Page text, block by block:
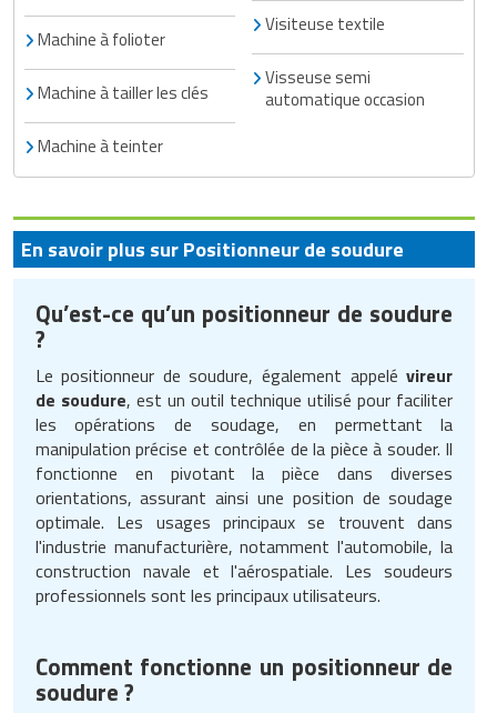
Machine à folioter
Machine à tailler les clés
Machine à teinter
Visiteuse textile
Visseuse semi
automatique occasion
En savoir plus sur Positionneur de soudure
Qu’est-ce qu’un positionneur de soudure
?
Le positionneur de soudure, également appelévireur
de soudure, est un outil technique utilisé pour faciliter
les opérations de soudage, en permettant la
manipulation précise et contrôlée de la pièce à souder. Il
fonctionne en pivotant la pièce dans diverses
orientations, assurant ainsi une position de soudage
optimale. Les usages principaux se trouvent dans
l'industrie manufacturière, notamment l'automobile, la
construction navale et l'aérospatiale. Les soudeurs
professionnels sont les principaux utilisateurs.
Comment fonctionne un positionneur de
soudure ?